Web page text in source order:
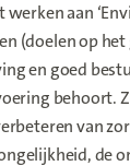
aan
(doelen op
en goed
behoort.
van
de